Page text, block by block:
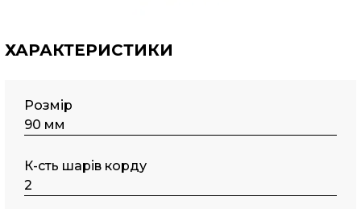
ХАРАКТЕРИСТИКИ
Розмір
90 мм
К-сть шарів корду
2